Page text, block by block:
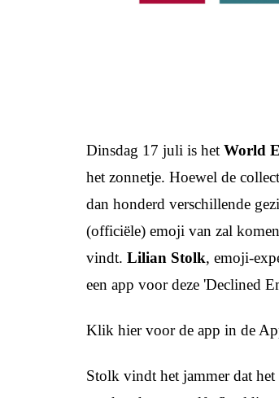
Dinsdag 17 juli is hetWorld
het zonnetje. Hoewel de
dan honderd verschillende
(officiële) emoji van zal
vindt.Lilian Stolk, emoji-
een app voor deze 'Declined
Klik hier voor de app in de
Stolk vindt het jammer dat